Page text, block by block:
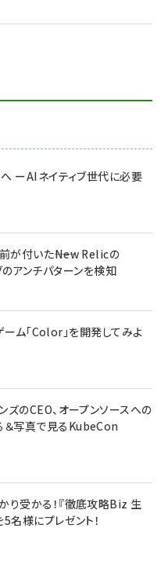
ーAIネイティブ世代に必要
が付いた――New Relicの
アンチパターンを検知
ーム「Color」を開発してみよ
ズのCEO、オープンソースへの
＆写真で見るKubeCon
り受かる！『徹底攻略Biz 生
名様にプレゼント！